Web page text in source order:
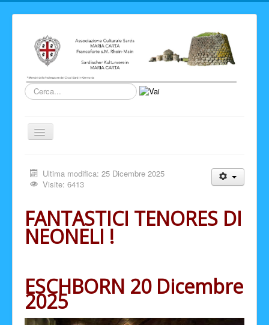
Cerca...
Cambia
Novita' ed Eventi
Storia del Circolo
Sardegna
Facebook
Ultima modifica: 25 Dicembre 2025
Visite: 6413
FANTASTICI TENORES DI
NEONELI !
ESCHBORN 20 Dicembre
2025